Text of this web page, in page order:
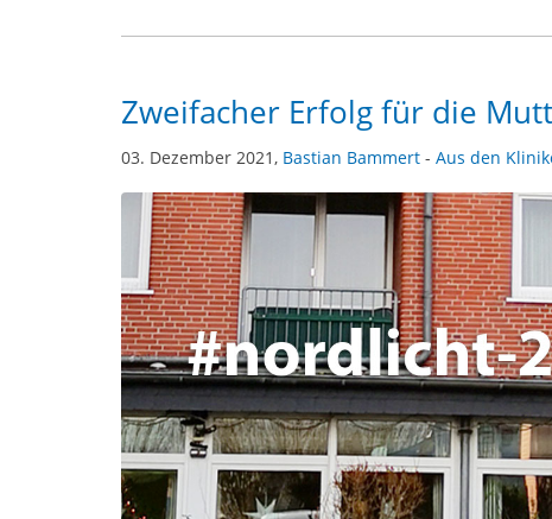
Zweifacher Erfolg für die
03. Dezember 2021, Bastian Bammert - Aus den